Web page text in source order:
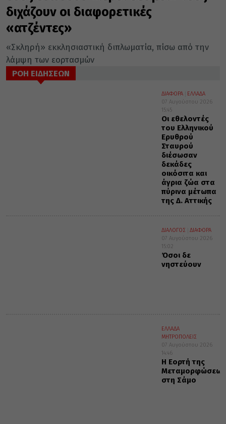
διχάζουν οι διαφορετικές
«ατζέντες»
«Σκληρή» εκκλησιαστική διπλωματία, πίσω από την
λάμψη των εορτασμών
ΡΟΗ ΕΙΔΗΣΕΩΝ
ΔΙΑΦΟΡΑ
ΕΛΛΑΔΑ
07 Αυγούστου 2026
15:45
Οι εθελοντές
του Ελληνικού
Ερυθρού
Σταυρού
διέσωσαν
δεκάδες
οικόσιτα και
άγρια ζώα στα
πύρινα μέτωπα
της Δ. Αττικής
ΔΙΑΛΟΓΟΣ
ΔΙΑΦΟΡΑ
07 Αυγούστου 2026
15:02
Όσοι δε
νηστεύουν
ΕΛΛΑΔΑ
ΜΗΤΡΟΠΟΛΕΙΣ
07 Αυγούστου 2026
14:46
Η Εορτή της
Μεταμορφώσεως
στη Σάμο